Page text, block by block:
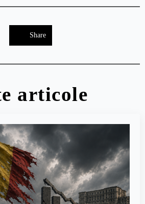
Share
articole